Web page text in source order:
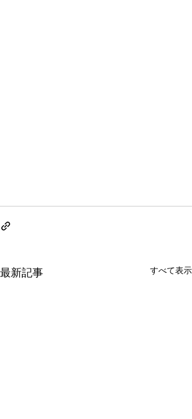
最新記事 すべて表示